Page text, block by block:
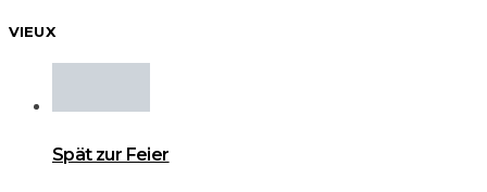
VIEUX
Spät zur Feier